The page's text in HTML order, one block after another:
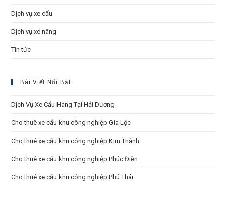
Dịch vụ xe cẩu
Dịch vụ xe nâng
Tin tức
Bài Viết Nổi Bật
Dịch Vụ Xe Cẩu Hàng Tại Hải Dương
Cho thuê xe cẩu khu công nghiệp Gia Lộc
Cho thuê xe cẩu khu công nghiệp Kim Thành
Cho thuê xe cẩu khu công nghiệp Phúc Điền
Cho thuê xe cẩu khu công nghiệp Phú Thái